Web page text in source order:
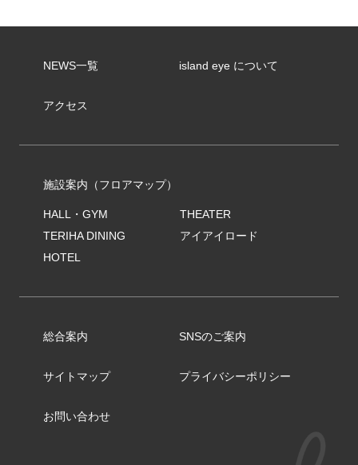
NEWS一覧 island eye について
アクセス
施設案内（フロアマップ）
HALL・GYM
THEATER
TERIHA DINING
アイアイロード
HOTEL
総合案内 SNSのご案内
サイトマップ プライバシーポリシー
お問い合わせ